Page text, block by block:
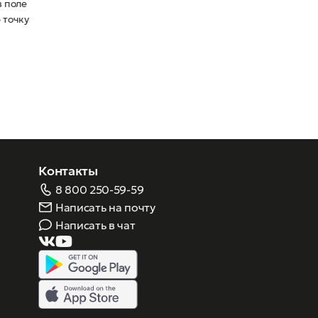
поле
Контакты
8 800 250-59-59
Написать на почту
Написать в чат